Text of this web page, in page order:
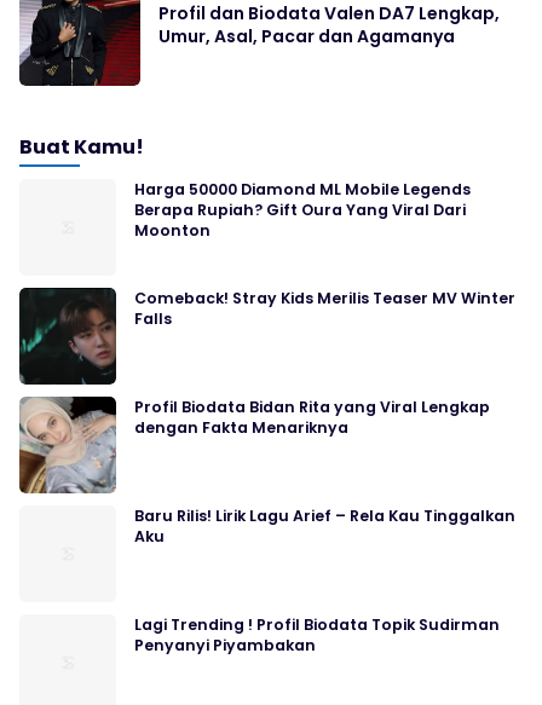
Profil dan Biodata Valen DA7 Lengkap,
Umur, Asal, Pacar dan Agamanya
Buat Kamu!
Harga 50000 Diamond ML Mobile Legends
Berapa Rupiah? Gift Oura Yang Viral Dari
Moonton
Comeback! Stray Kids Merilis Teaser MV Winter
Falls
Profil Biodata Bidan Rita yang Viral Lengkap
dengan Fakta Menariknya
Baru Rilis! Lirik Lagu Arief – Rela Kau Tinggalkan
Aku
Lagi Trending ! Profil Biodata Topik Sudirman
Penyanyi Piyambakan